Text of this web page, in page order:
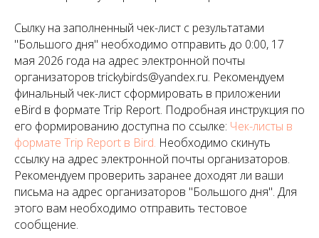
Сылку на заполненный чек-лист с результатами
"Большого дня" необходимо отправить до 0:00, 17
мая 2026 года на адрес электронной почты
организаторов trickybirds@yandex.ru. Рекомендуем
финальный чек-лист сформировать в приложении
eBird в формате Trip Report. Подробная инструкция по
его формированию доступна по ссылке: Чек-листы в
формате Trip Report в Bird. Необходимо скинуть
ссылку на адрес электронной почты организаторов.
Рекомендуем проверить заранее доходят ли ваши
письма на адрес организаторов "Большого дня". Для
этого вам необходимо отправить тестовое
сообщение.